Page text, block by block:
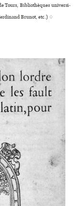
Tours, Bibliothèques uni­ver­si­
Brunot, etc.) ♢